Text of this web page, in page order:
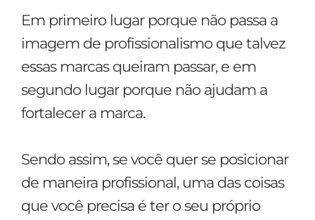
Em primeiro lugar porque não passa a
imagem de profissionalismo que talvez
essas marcas queiram passar, e em
segundo lugar porque não ajudam a
fortalecer a marca.
Sendo assim, se você quer se posicionar
de maneira profissional, uma das coisas
que você precisa é ter o seu próprio